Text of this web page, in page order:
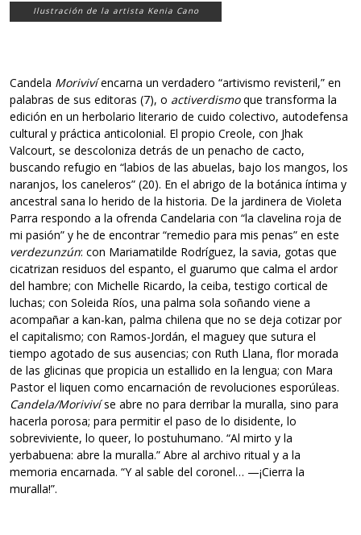
Ilustración de la artista Kenia Cano
Candela Morivivíencarna un verdadero “artivismo revisteril,” en
palabras de sus editoras (7), o activerdismoque transforma la
edición en un herbolario literario de cuido colectivo, autodefensa
cultural y práctica anticolonial. El propio Creole, con Jhak
Valcourt, se descoloniza detrás de un penacho de cacto,
buscando refugio en “labios de las abuelas, bajo los mangos, los
naranjos, los caneleros” (20). En el abrigo de la botánica íntima y
ancestral sana lo herido de la historia. De la jardinera de Violeta
Parra respondo a la ofrenda Candelaria con “la clavelina roja de
mi pasión” y he de encontrar “remedio para mis penas” en este
verdezunzún: con Mariamatilde Rodríguez, la savia, gotas que
cicatrizan residuos del espanto, el guarumo que calma el ardor
del hambre; con Michelle Ricardo, la ceiba, testigo cortical de
luchas; con Soleida Ríos, una palma sola soñando viene a
acompañar a kan-kan, palma chilena que no se deja cotizar por
el capitalismo; con Ramos-Jordán, el maguey que sutura el
tiempo agotado de sus ausencias; con Ruth Llana, flor morada
de las glicinas que propicia un estallido en la lengua; con Mara
Pastor el liquen como encarnación de revoluciones esporúleas.
Candela/Morivivíse abre no para derribar la muralla, sino para
hacerla porosa; para permitir el paso de lo disidente, lo
sobreviviente, lo queer, lo postuhumano. “Al mirto y la
yerbabuena: abre la muralla.” Abre al archivo ritual y a la
memoria encarnada. “Y al sable del coronel… —¡Cierra la
muralla!”.